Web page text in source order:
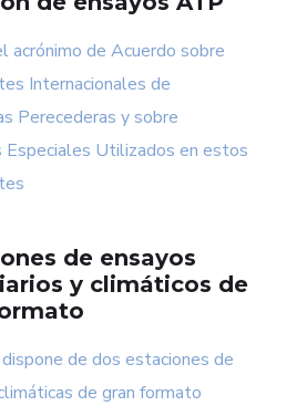
acrónimo de Acuerdo sobre
Internacionales de
Perecederas y sobre
Especiales Utilizados en estos
de ensayos
y climáticos de
de dos estaciones de
de gran formato